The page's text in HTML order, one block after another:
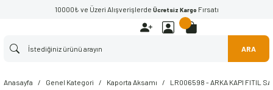
10000₺ ve Üzeri Alışverişlerde Ücretsiz Kargo Fırsatı
ARA
Anasayfa Genel Kategori Kaporta Aksamı LR006598 - ARKA KAPI FITIL